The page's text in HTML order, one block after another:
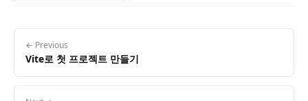
← Previous
Vite로 첫 프로젝트 만들기